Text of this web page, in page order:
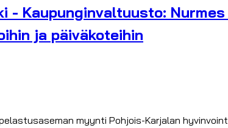
- Kaupunginvaltuusto:
ja päiväkoteihin
myynti Pohjois-Karjalan